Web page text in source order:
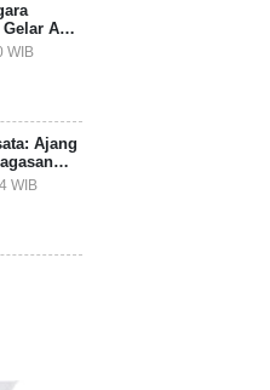
Aksi
Kearifan
WIB
Ajang
WIB